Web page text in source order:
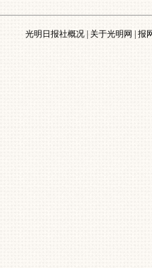
光明日报社概况 关于光明网 报